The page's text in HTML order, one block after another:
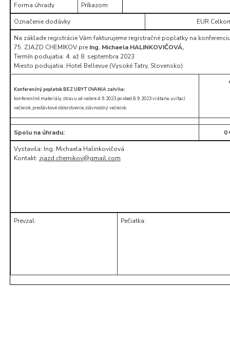
Forma úhrady
Príkazom
Označenie dodávky
EUR
Na základe registrácie Vám fakturujeme registračné poplatky na
75. ZJAZD CHEMIKOV pre Ing. Michaela HALINKOVIČOVÁ,
Termín podujatia: 4. až 8. septembra 2023
Miesto podujatia: Hotel Bellevue (Vysoké Tatry, Slovensko)
Konferenčný poplatok BEZ UBYTOVANIA zahŕňa:
konferenčné materiály, stravu od večere 4. 9. 2023 po obed 8. 9. 2023 vrátane, uvítací
večierok, prestávkové občerstvenie, slávnostný večierok.
Spolu na úhradu:
0
Vystavila: Ing. Michaela Halinkovičová
Kontakt: zjazd.chemikov@gmail.com
Prevzal: Pečiatka: